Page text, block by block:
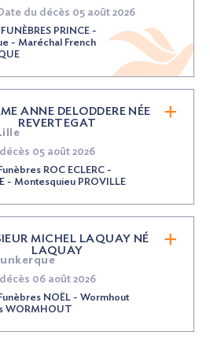
du décès 05 août 2026
PRINCE -
- Maréchal French
ANNE DELODDERENÉE
REVERTEGAT
05 août 2026
ROC ECLERC -
- Montesquieu PROVILLE
MICHEL LAQUAY NÉ
LAQUAY
06 août 2026
NOËL - Wormhout
WORMHOUT